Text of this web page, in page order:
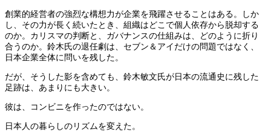
創業的経営者の強烈な構想力が企業を飛躍させることはある。しか
し、その力が長く続いたとき、組織はどこで個人依存から脱却する
のか。カリスマの判断と、ガバナンスの仕組みは、どのように折り
合うのか。鈴木氏の退任劇は、セブン＆アイだけの問題ではなく、
日本企業全体に問いを残した。
だが、そうした影を含めても、鈴木敏文氏が日本の流通史に残した
足跡は、あまりにも大きい。
彼は、コンビニを作ったのではない。
日本人の暮らしのリズムを変えた。